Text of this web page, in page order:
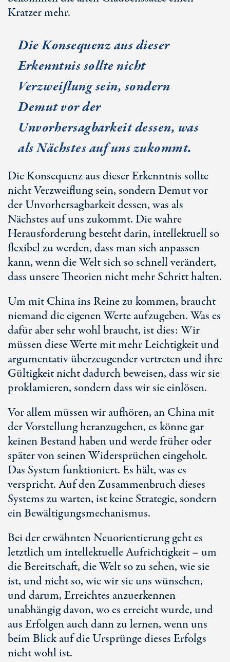
Kratzer mehr.
Die Konsequenz aus dieser
Erkenntnis sollte nicht
Verzweiflung sein, sondern
Demut vor der
Unvorhersagbarkeit dessen, was
als Nächstes auf uns zukommt.
Die Konsequenz aus dieser Erkenntnis sollte
nicht Verzweiflung sein, sondern Demut vor
der Unvorhersagbarkeit dessen, was als
Nächstes auf uns zukommt. Die wahre
Herausforderung besteht darin, intellektuell so
flexibel zu werden, dass man sich anpassen
kann, wenn die Welt sich so schnell verändert,
dass unsere Theorien nicht mehr Schritt halten.
Um mit China ins Reine zu kommen, braucht
niemand die eigenen Werte aufzugeben. Was es
dafür aber sehr wohl braucht, ist dies: Wir
müssen diese Werte mit mehr Leichtigkeit und
argumentativ überzeugender vertreten und ihre
Gültigkeit nicht dadurch beweisen, dass wir sie
proklamieren, sondern dass wir sie einlösen.
Vor allem müssen wir aufhören, an China mit
der Vorstellung heranzugehen, es könne gar
keinen Bestand haben und werde früher oder
später von seinen Widersprüchen eingeholt.
Das System funktioniert. Es hält, was es
verspricht. Auf den Zusammenbruch dieses
Systems zu warten, ist keine Strategie, sondern
ein Bewältigungsmechanismus.
Bei der erwähnten Neuorientierung geht es
letztlich um intellektuelle Aufrichtigkeit – um
die Bereitschaft, die Welt so zu sehen, wie sie
ist, und nicht so, wie wir sie uns wünschen,
und darum, Erreichtes anzuerkennen
unabhängig davon, wo es erreicht wurde, und
aus Erfolgen auch dann zu lernen, wenn uns
beim Blick auf die Ursprünge dieses Erfolgs
nicht wohl ist.